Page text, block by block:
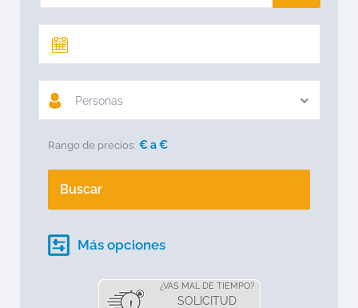
Personas
Rango de precios: € a€
Buscar
Más opciones
¿VAS MAL DE TIEMPO?
SOLICITUD